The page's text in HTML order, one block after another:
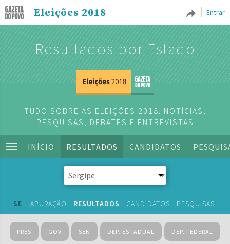
Entrar
Eleições 2018
Resultados por Estado
TUDO SOBRE AS ELEIÇÕES 2018: NOTÍCIAS,
PESQUISAS, DEBATES E ENTREVISTAS
INÍCIO RESULTADOS CANDIDATOS
SE APURAÇÃO RESULTADOS CANDIDATOS PESQUISAS
PRES GOV SEN DEP. ESTADUAL DEP. FEDERAL